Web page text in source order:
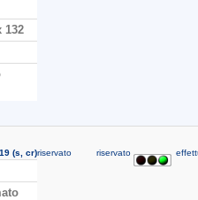
132
(s, cr)riservato riservato